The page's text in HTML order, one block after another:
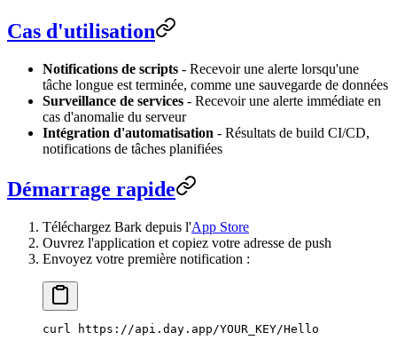
Cas d'utilisation
Notifications de scripts - Recevoir une alerte lorsqu'une
tâche longue est terminée, comme une sauvegarde de données
Surveillance de services - Recevoir une alerte immédiate en
cas d'anomalie du serveur
Intégration d'automatisation - Résultats de build CI/CD,
notifications de tâches planifiées
Démarrage rapide
Téléchargez Bark depuis l'App Store
Ouvrez l'application et copiez votre adresse de push
Envoyez votre première notification :
curl https://api.day.app/YOUR_KEY/Hello